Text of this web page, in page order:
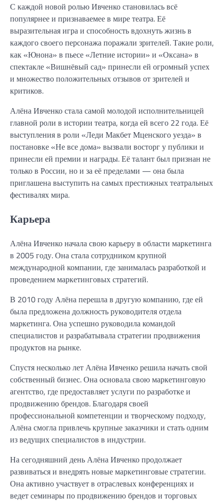
С каждой новой ролью Ивченко становилась всё
популярнее и признаваемее в мире театра. Её
выразительная игра и способность вдохнуть жизнь в
каждого своего персонажа поражали зрителей. Такие роли,
как «Юнона» в пьесе «Летние истории» и «Оксана» в
спектакле «Вишнёвый сад» принесли ей огромный успех
и множество положительных отзывов от зрителей и
критиков.
Алёна Ивченко стала самой молодой исполнительницей
главной роли в истории театра, когда ей всего 22 года. Её
выступления в роли «Леди Макбет Мценского уезда» в
постановке «Не все дома» вызвали восторг у публики и
принесли ей премии и награды. Её талант был признан не
только в России, но и за её пределами — она была
приглашена выступить на самых престижных театральных
фестивалях мира.
Карьера
Алёна Ивченко начала свою карьеру в области маркетинга
в 2005 году. Она стала сотрудником крупной
международной компании, где занималась разработкой и
проведением маркетинговых стратегий.
В 2010 году Алёна перешла в другую компанию, где ей
была предложена должность руководителя отдела
маркетинга. Она успешно руководила командой
специалистов и разрабатывала стратегии продвижения
продуктов на рынке.
Спустя несколько лет Алёна Ивченко решила начать свой
собственный бизнес. Она основала свою маркетинговую
агентство, где предоставляет услуги по разработке и
продвижению брендов. Благодаря своей
профессиональной компетенции и творческому подходу,
Алёна смогла привлечь крупные заказчики и стать одним
из ведущих специалистов в индустрии.
На сегодняшний день Алёна Ивченко продолжает
развиваться и внедрять новые маркетинговые стратегии.
Она активно участвует в отраслевых конференциях и
ведет семинары по продвижению брендов и торговых